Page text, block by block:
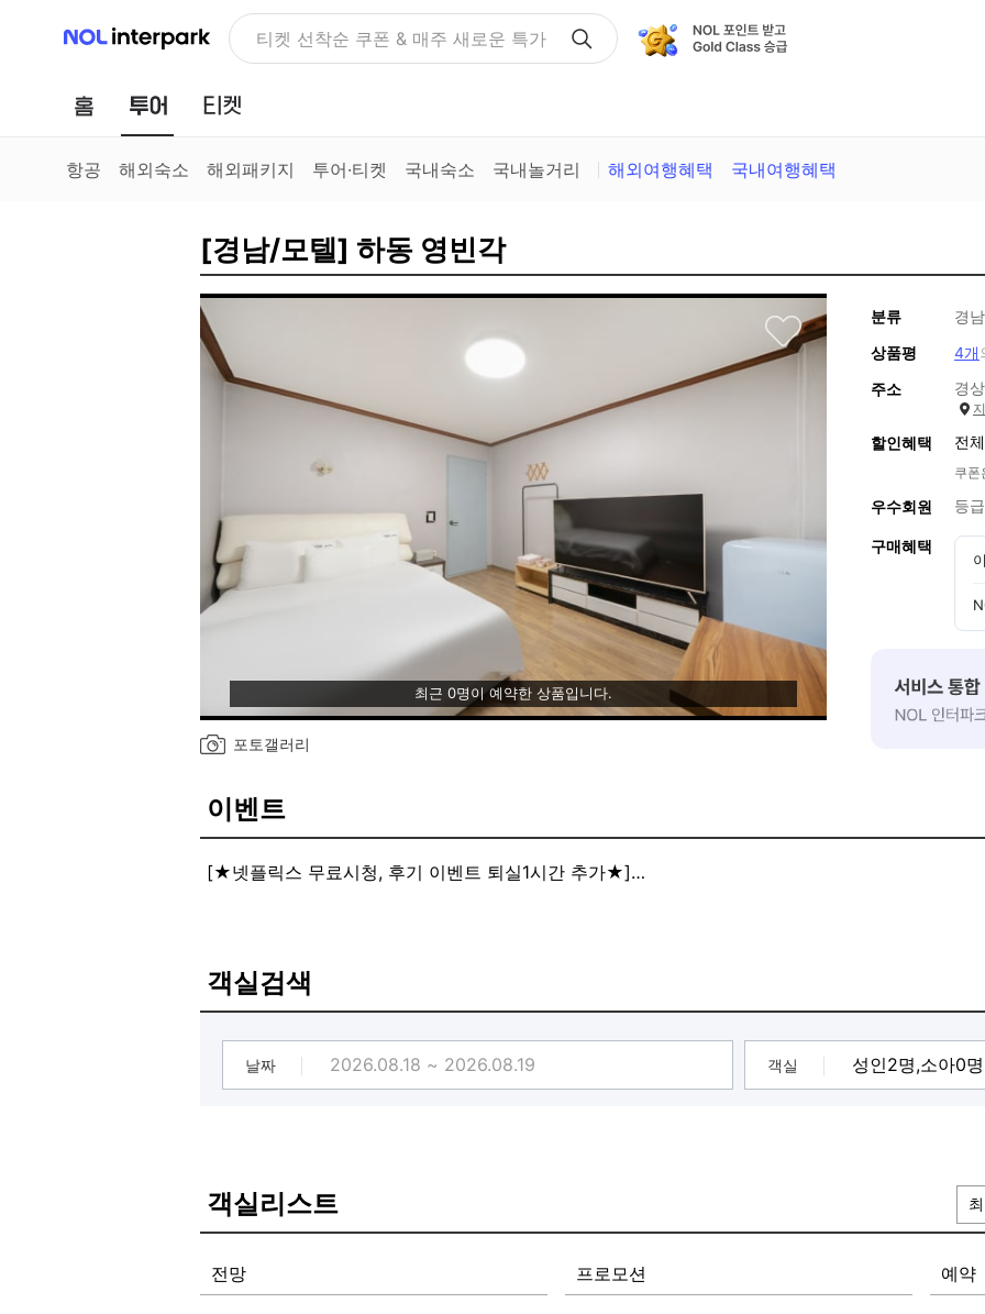
NOL 인터파크 NOLDAY, 최대 70% 여행 혜택
홈 투어
항공 해외숙소 해외패키지 투어·티켓 국내숙소 국내놀거리 해외여행혜택 국내여행혜택
[경남/모텔] 하동 영빈각
최근 0명이 예약한 상품입니다.
포토갤러리
분류
경
상품평
4개
주소
경
할인혜택 전
쿠폰
우수회원 등
구매혜택
이벤트
[★넷플릭스 무료시청, 후기 이벤트 퇴실1시간 추가★]
[★하동 영빈각만의 특별 서비스 컵라면,커피 등 간식 제공★]
★컵라면,커피는 프론트 앞 비치 되어 있습니다.★
객실검색
날짜 객실
객실리스트
전망 프로모션 예약